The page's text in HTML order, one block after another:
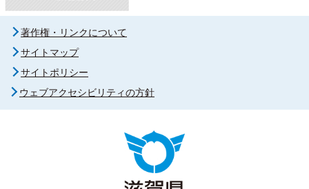
著作権・リンクについて
サイトマップ
サイトポリシー
ウェブアクセシビリティの方針